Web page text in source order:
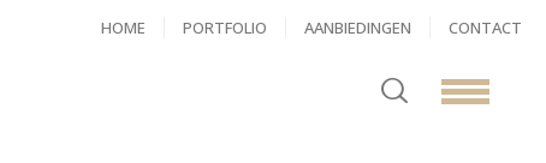
HOME PORTFOLIO AANBIEDINGEN CONTACT